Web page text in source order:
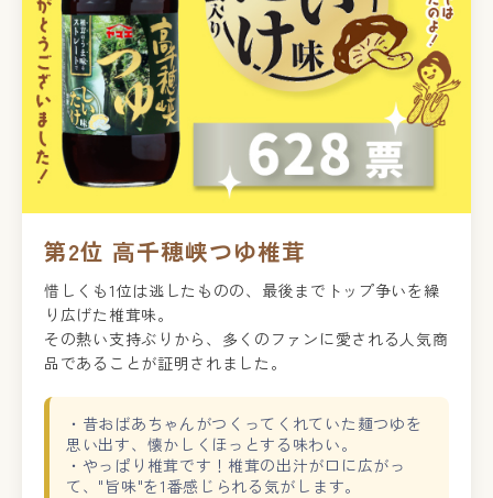
第2位 高千穂峡つゆ椎茸
惜しくも1位は逃したものの、最後までトップ争いを繰
り広げた椎茸味。
その熱い支持ぶりから、多くのファンに愛される人気商
品であることが証明されました。
・昔おばあちゃんがつくってくれていた麺つゆを
思い出す、懐かしくほっとする味わい。
・やっぱり椎茸です！椎茸の出汁が口に広がっ
て、"旨味"を1番感じられる気がします。